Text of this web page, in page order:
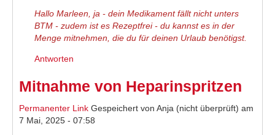
Hallo Marleen, ja - dein Medikament fällt nicht unters
BTM - zudem ist es Rezeptfrei - du kannst es in der
Menge mitnehmen, die du für deinen Urlaub benötigst.
Antworten
Mitnahme von Heparinspritzen
Permanenter Link Gespeichert von Anja (nicht überprüft) am
7 Mai, 2025 - 07:58